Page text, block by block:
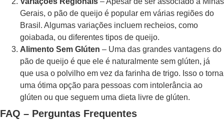
Gerais, o pão de queijo é popular em várias regiões do
Brasil. Algumas variações incluem recheios, como
goiabada, ou diferentes tipos de queijo.
Alimento Sem Glúten – Uma das grandes vantagens do
pão de queijo é que ele é naturalmente sem glúten, já
que usa o polvilho em vez da farinha de trigo. Isso o torna
uma ótima opção para pessoas com intolerância ao
glúten ou que seguem uma dieta livre de glúten.
FAQ – Perguntas Frequentes